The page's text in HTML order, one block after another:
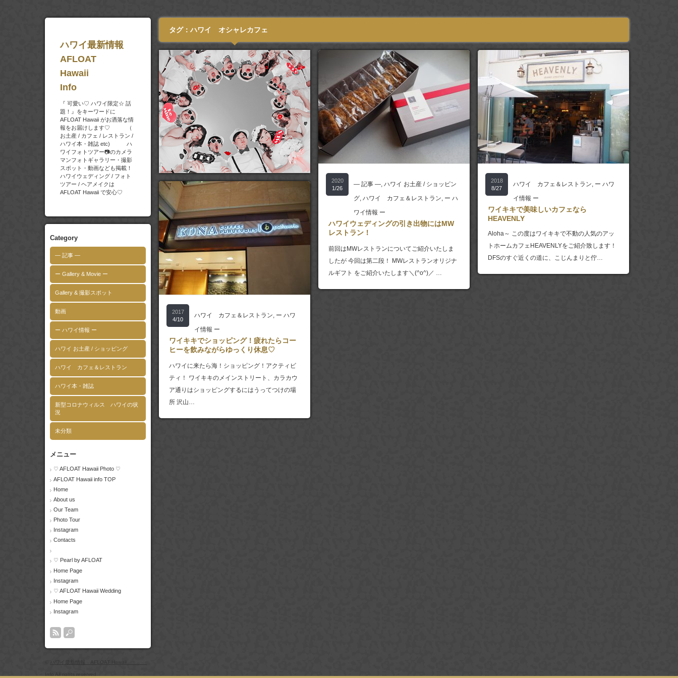
ハワイ最新情報
AFLOAT
Hawaii
Info
『 可愛い♡ ハワイ限定☆ 話
題！』をキーワードに
AFLOAT Hawaii がお洒落な情
報をお届けします♡ （
お土産 / カフェ / レストラン /
ハワイ本・雑誌 etc) ハ
ワイフォトツアー📷のカメラ
マンフォトギャラリー・撮影
スポット・動画なども掲載！
ハワイウェディング / フォト
ツアー / ヘアメイクは
AFLOAT Hawaii で安心♡
Category
― 記事 ―
ー Gallery & Movie ー
Gallery & 撮影スポット
動画
ー ハワイ情報 ー
ハワイ お土産 / ショッピング
ハワイ カフェ＆レストラン
ハワイ本・雑誌
新型コロナウィルス ハワイの状
況
未分類
メニュー
♡ AFLOAT Hawaii Photo ♡
AFLOAT Hawaii info TOP
Home
About us
Our Team
Photo Tour
Instagram
Contacts
♡ Pearl by AFLOAT
Home Page
Instagram
♡ AFLOAT Hawaii Wedding
Home Page
Instagram
タグ：ハワイ オシャレカフェ
2020
1/26
― 記事 ―, ハワイ お土産 / ショッピン
グ, ハワイ カフェ＆レストラン, ー ハ
ワイ情報 ー
ハワイウェディングの引き出物にはMW
レストラン！
前回はMWレストランについてご紹介いたしま
したが 今回は第二段！ MWレストランオリジナ
ルギフト をご紹介いたします＼(^o^)／ …
2018
8/27
ハワイ カフェ＆レストラン, ー ハワ
イ情報 ー
ワイキキで美味しいカフェなら
HEAVENLY
Aloha～ この度はワイキキで不動の人気のアッ
トホームカフェHEAVENLYをご紹介致します！
DFSのすぐ近くの道に、こじんまりと佇…
2017
4/10
ハワイ カフェ＆レストラン, ー ハワ
イ情報 ー
ワイキキでショッピング！疲れたらコー
ヒーを飲みながらゆっくり休息♡
ハワイに来たら海！ショッピング！アクティビ
ティ！ ワイキキのメインストリート、カラカウ
ア通りはショッピングするにはうってつけの場
所 沢山…